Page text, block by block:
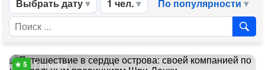
Выбрать дату 1 чел. По популярности
7 отзывов